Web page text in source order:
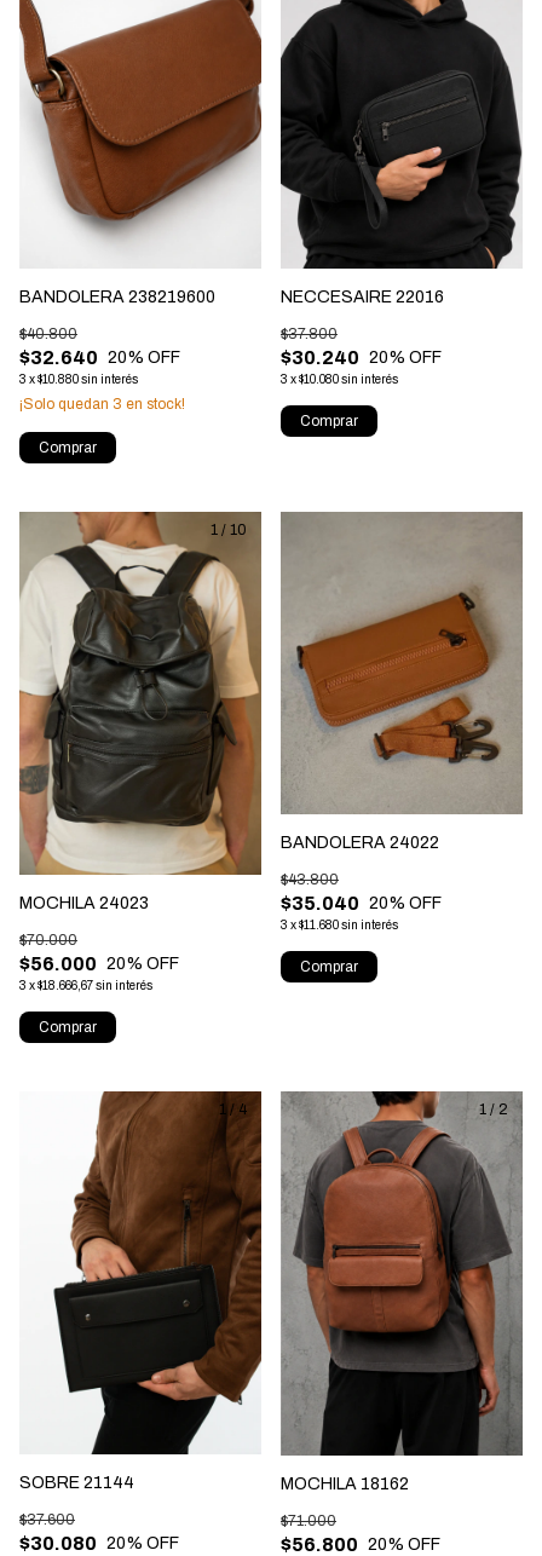
BANDOLERA 238219600
$32.640
$40.800
20% OFF
3 x$10.880sin interés
¡Solo quedan 3 en stock!
Comprar
NECCESAIRE 22016
$30.240
$37.800
20% OFF
3 x$10.080sin interés
Comprar
1 / 10
MOCHILA 24023
$56.000
$70.000
20% OFF
3 x$18.666,67sin interés
Comprar
BANDOLERA 24022
$35.040
$43.800
20% OFF
3 x$11.680sin interés
Comprar
1 / 4
SOBRE 21144
$30.080
$37.600
20% OFF
1 / 2
MOCHILA 18162
$56.800
$71.000
20% OFF